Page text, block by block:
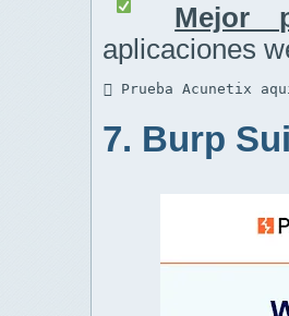
Mejor
aplicaciones
 Prueba Acunetix
7. Burp